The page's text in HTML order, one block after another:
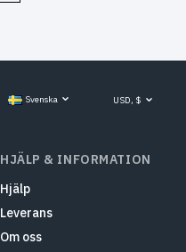
Svenska USD, $
HJÄLP & INFORMATION
Hjälp
Leverans
Om oss